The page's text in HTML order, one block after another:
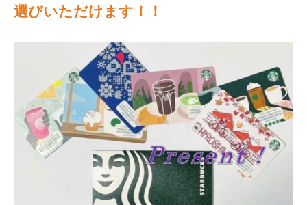
選びいただけます！！